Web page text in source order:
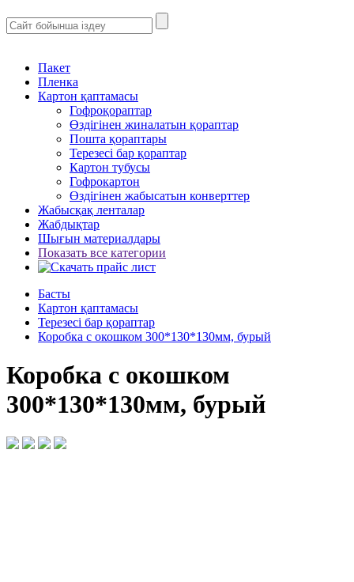
Пакет
Пленка
Картон қаптамасы
Гофроқораптар
Өздігінен жиналатын қораптар
Пошта қораптары
Терезесі бар қораптар
Картон тубусы
Гофрокартон
Өздігінен жабысатын конверттер
Жабысқақ ленталар
Жабдықтар
Шығын материалдары
Показать все категории
Басты
Картон қаптамасы
Терезесі бар қораптар
Коробка с окошком 300*130*130мм, бурый
Коробка с окошком
300*130*130мм, бурый